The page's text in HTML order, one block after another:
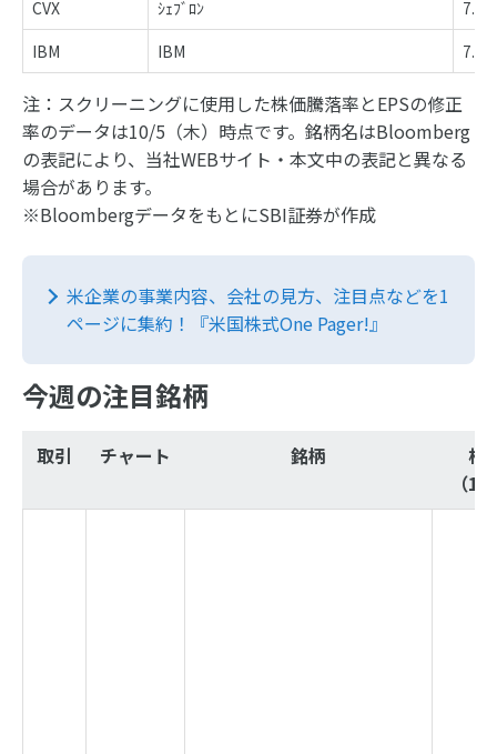
CVX
ｼｪﾌﾞﾛﾝ
7.2
IBM
IBM 7.1
注：スクリーニングに使用した株価騰落率とEPSの修正
率のデータは10/5（木）時点です。銘柄名はBloomberg
の表記により、当社WEBサイト・本文中の表記と異なる
場合があります。
※BloombergデータをもとにSBI証券が作成
米企業の事業内容、会社の見方、注目点などを1
ページに集約！『米国株式One Pager!』
今週の注目銘柄
取引 チャート 銘柄
株
（